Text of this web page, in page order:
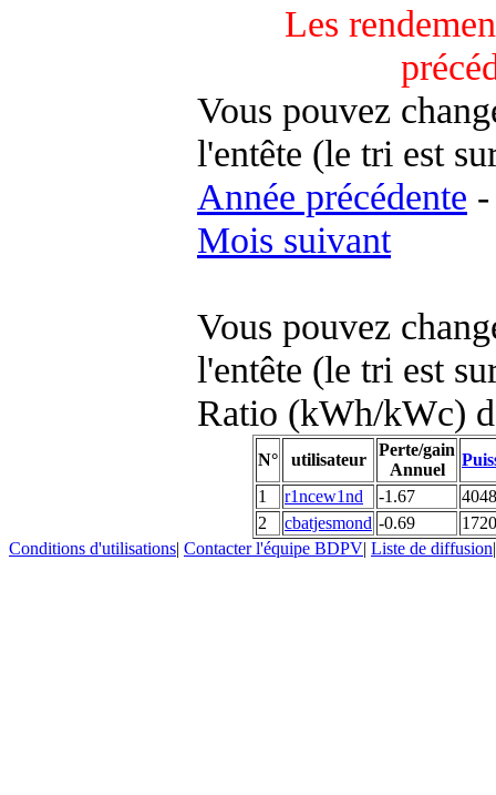
Les
Vous pouvez
l'entête (le tri est
Année précédente -
Mois suivant
Vous pouvez
l'entête (le tri est
Ratio (kWh/kWc)
N° utilisateur
Perte/gain
Annuel
1
r1ncew1nd -1.67
4048
2
cbatjesmond -0.69
1720
Conditions d'utilisations| Contacter l'équipe BDPV| Liste de diffusion